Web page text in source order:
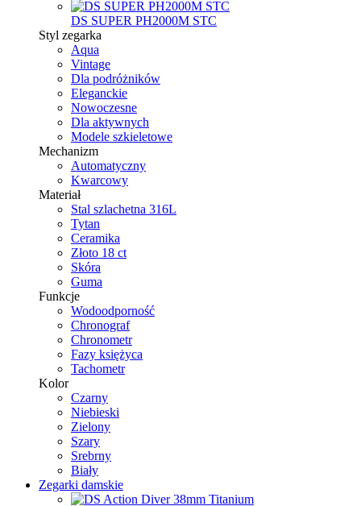
DS SUPER PH2000M STC
Styl zegarka
Aqua
Vintage
Dla podróżników
Eleganckie
Nowoczesne
Dla aktywnych
Modele szkieletowe
Mechanizm
Automatyczny
Kwarcowy
Materiał
Stal szlachetna 316L
Tytan
Ceramika
Złoto 18 ct
Skóra
Guma
Funkcje
Wodoodporność
Chronograf
Chronometr
Fazy księżyca
Tachometr
Kolor
Czarny
Niebieski
Zielony
Szary
Srebrny
Biały
Zegarki damskie